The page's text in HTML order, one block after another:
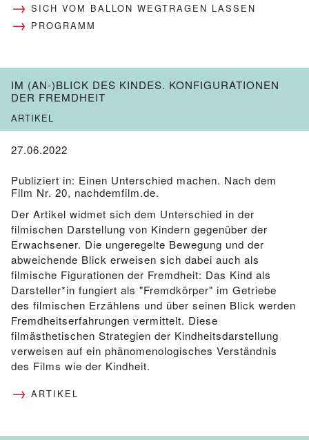
SICH VOM BALLON WEGTRAGEN LASSEN
PROGRAMM
IM (AN-)BLICK DES KINDES. KONFIGURATIONEN
DER FREMDHEIT
ARTIKEL
27.06.2022
Publiziert in: Einen Unterschied machen. Nach dem
Film Nr. 20, nachdemfilm.de.
Der Artikel widmet sich dem Unterschied in der
filmischen Darstellung von Kindern gegenüber der
Erwachsener. Die ungeregelte Bewegung und der
abweichende Blick erweisen sich dabei auch als
filmische Figurationen der Fremdheit: Das Kind als
Darsteller*in fungiert als "Fremdkörper" im Getriebe
des filmischen Erzählens und über seinen Blick werden
Fremdheitserfahrungen vermittelt. Diese
filmästhetischen Strategien der Kindheitsdarstellung
verweisen auf ein phänomenologisches Verständnis
des Films wie der Kindheit.
ARTIKEL